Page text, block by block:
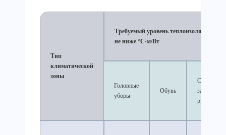
Тип
климатической
зоны
Требуемый уровень теплоизоляции,
не ниже °C·м/Вт
Головные
уборы
Обувь
Средства
защиты
рук